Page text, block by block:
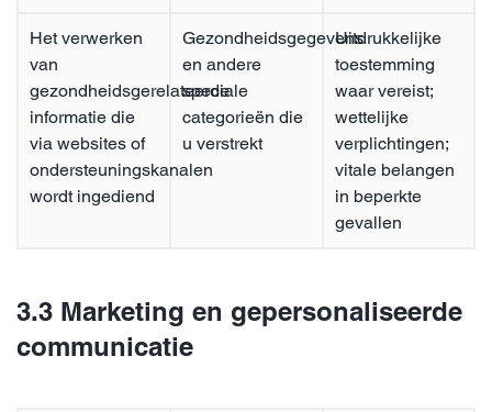
Het verwerken
van
gezondheidsgerelateerde
informatie die
via websites of
ondersteuningskanalen
wordt ingediend
Gezondheidsgegevens
en andere
speciale
categorieën die
u verstrekt
Uitdrukkelijke
toestemming
waar vereist;
wettelijke
verplichtingen;
vitale belangen
in beperkte
gevallen
3.3 Marketing en gepersonaliseerde
communicatie